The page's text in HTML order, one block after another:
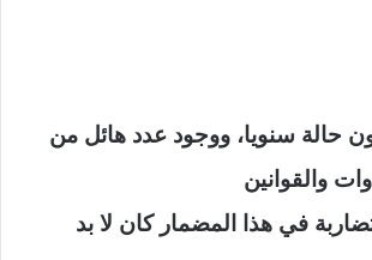
55 ميلون حالة سنويا، ووجود عدد هائل من
والقوانين
في هذا
المضمار كان لا بد